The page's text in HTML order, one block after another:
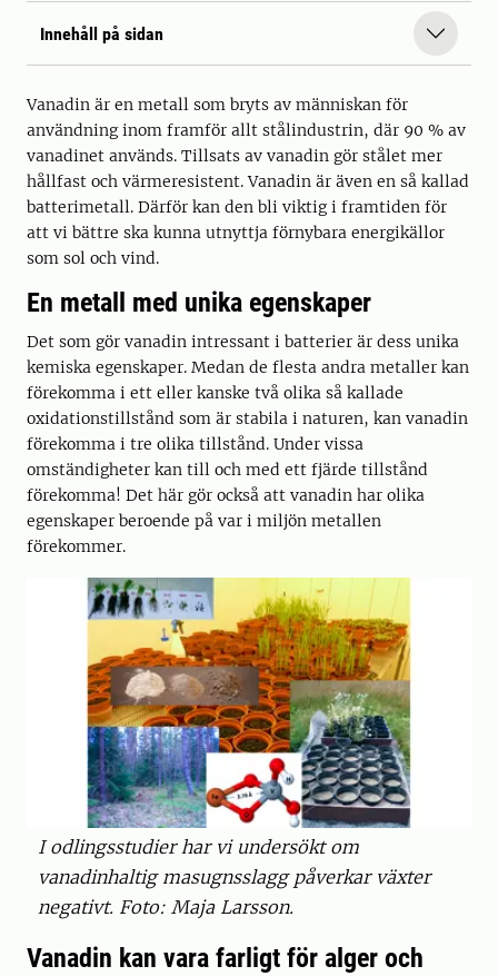
Innehåll på sidan
Vanadin är en metall som bryts av människan för
användning inom framför allt stålindustrin, där 90 % av
vanadinet används. Tillsats av vanadin gör stålet mer
hållfast och värmeresistent. Vanadin är även en så kallad
batterimetall. Därför kan den bli viktig i framtiden för
att vi bättre ska kunna utnyttja förnybara energikällor
som sol och vind.
En metall med unika egenskaper
Det som gör vanadin intressant i batterier är dess unika
kemiska egenskaper. Medan de flesta andra metaller kan
förekomma i ett eller kanske två olika så kallade
oxidationstillstånd som är stabila i naturen, kan vanadin
förekomma i tre olika tillstånd. Under vissa
omständigheter kan till och med ett fjärde tillstånd
förekomma! Det här gör också att vanadin har olika
egenskaper beroende på var i miljön metallen
förekommer.
I odlingsstudier har vi undersökt om
vanadinhaltig masugnsslagg påverkar växter
negativt. Foto: Maja Larsson.
Vanadin kan vara farligt för alger och